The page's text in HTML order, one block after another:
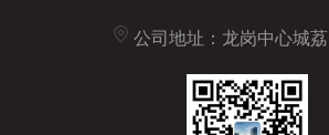
公司地址：龙岗中心城